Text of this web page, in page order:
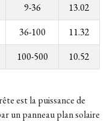
9-36
13.02
36-100
11.32
100-500 10.52
est la puissance de
un panneau plan solaire